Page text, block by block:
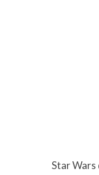
Star Wars